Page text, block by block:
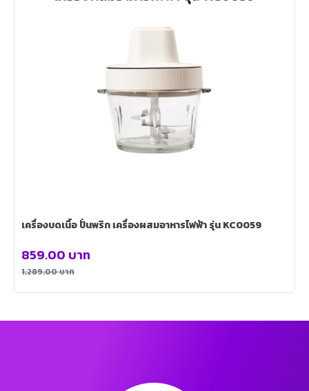
เครื่องบดเนื้อ ปั่นพริก เครื่องผสมอาหารไฟฟ้า รุ่น KC0059
1,289.00บาท
859.00 บาท